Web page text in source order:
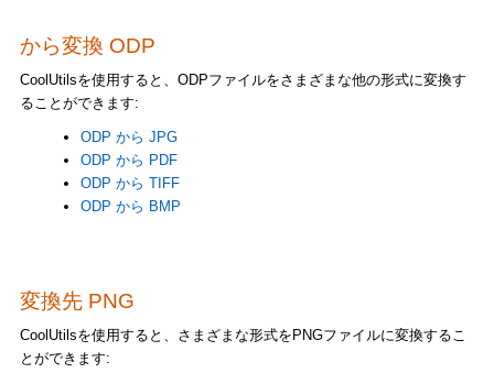
から変換 ODP
CoolUtilsを使用すると、ODPファイルをさまざまな他の形式に変換す
ることができます:
ODP から JPG
ODP から PDF
ODP から TIFF
ODP から BMP
変換先 PNG
CoolUtilsを使用すると、さまざまな形式をPNGファイルに変換するこ
とができます: